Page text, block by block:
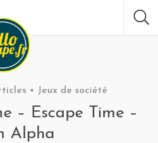
Jeux de société
– Escape Time –
Alpha